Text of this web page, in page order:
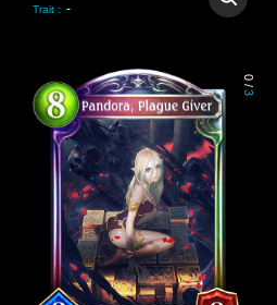
Trait : -
0
/
3